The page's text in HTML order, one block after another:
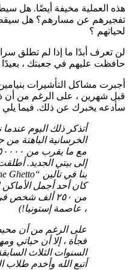
هذه العملية مخيفة أيضًا. هل
تفجيرهم عن مسارهم؟ هل
لحياتهم ؟
لن تعرف أبدًا ما إذا لم تطلق
حافظت عليهم في جعبتك ،
أجبرت مشاكل التأشيرات
قبل شهرين ، على الرغم من أن
سأدعه يخبرك عن ذلك. فيما يلي
أتذكر ذلك اليوم
الخرسانية الباهتة
إلى بيتي الجديد.
كان أحد أجمل
من ٢٥٠ ألف
، عاصمة إستونيا!)
على الرغم من أن
فجأة ، إلا أن حياتي
السنوات الثلاث
أتبع الله وأخدم طلاب